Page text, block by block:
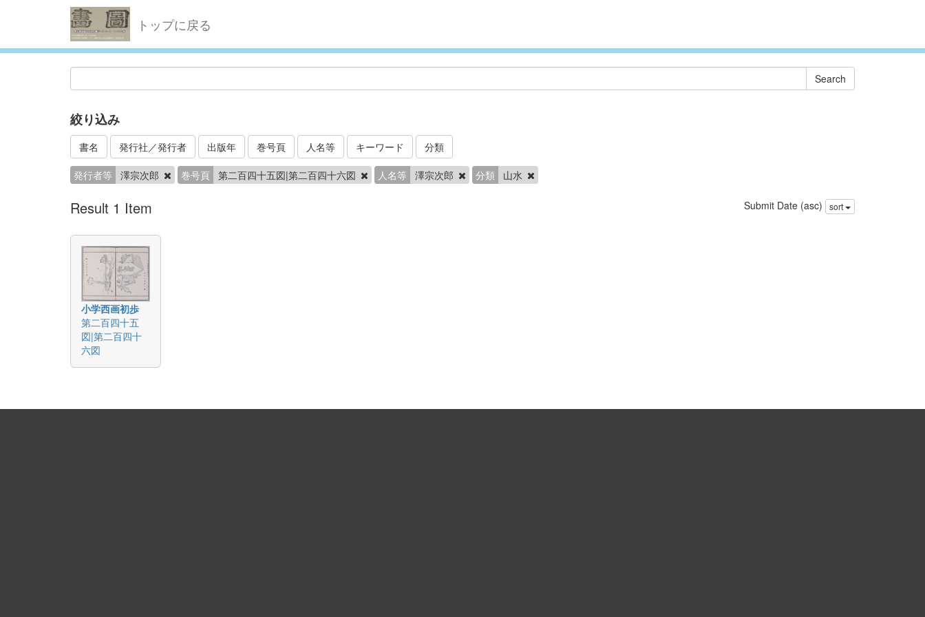
トップに戻る
絞り込み
書名 発行社／発行者 出版年 巻号頁 人名等 キーワード 分類
発行者等 澤宗次郎 巻号頁 第二百四十五図|第二百四十六図 人名等 澤宗次郎 分類 山水
Result 1 Item Submit Date (asc) sort
小学西画初歩
第二百四十五
図|第二百四十
六図